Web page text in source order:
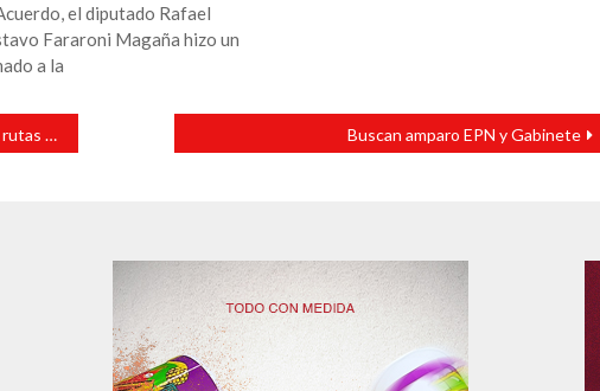
el diputado Rafael
Fararoni Magaña hizo un
a la
2019 Buscan amparo EPN y Gabinete